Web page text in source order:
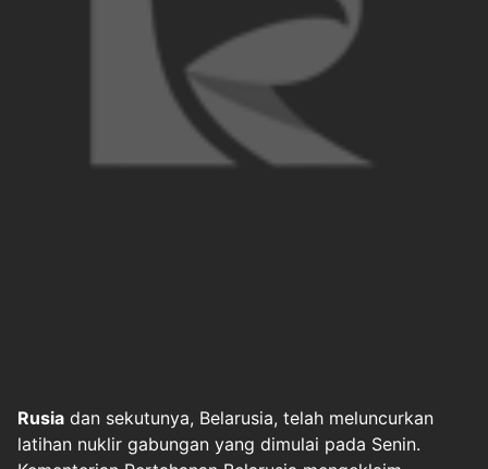
Rusia dan sekutunya, Belarusia, telah meluncurkan
latihan nuklir gabungan yang dimulai pada Senin.